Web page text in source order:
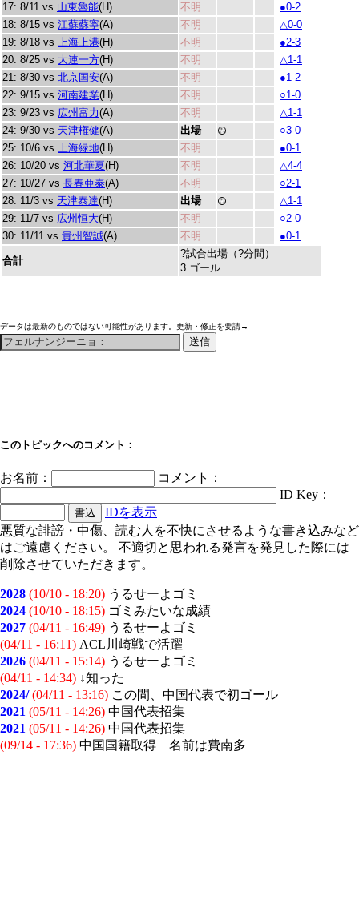
17: 8/11 vs 山東魯能(H) 不明
●0-2
18: 8/15 vs 江蘇蘇寧(A) 不明
△0-0
19: 8/18 vs 上海上港(H) 不明
●2-3
20: 8/25 vs 大連一方(H) 不明
△1-1
21: 8/30 vs 北京国安(A) 不明
●1-2
22: 9/15 vs 河南建業(H) 不明
○1-0
23: 9/23 vs 広州富力(A) 不明
△1-1
24: 9/30 vs 天津権健(A) 出場
○3-0
25: 10/6 vs 上海緑地(H) 不明
●0-1
26: 10/20 vs 河北華夏(H) 不明
△4-4
27: 10/27 vs 長春亜泰(A) 不明
○2-1
28: 11/3 vs 天津泰達(H) 出場
△1-1
29: 11/7 vs 広州恒大(H) 不明
○2-0
30: 11/11 vs 貴州智誠(A) 不明 ●0-1
合計
?試合出場（?分間）
3 ゴール
データは最新のものではない可能性があります。更新・修正を要請→
このトピックへのコメント：
お名前：
コメント：
ID Key：
IDを表示
悪質な誹謗・中傷、読む人を不快にさせるような書き込みなど
はご遠慮ください。 不適切と思われる発言を発見した際には
削除させていただきます。
2028 (10/10 - 18:20) うるせーよゴミ
2024 (10/10 - 18:15) ゴミみたいな成績
2027 (04/11 - 16:49) うるせーよゴミ
(04/11 - 16:11) ACL川崎戦で活躍
2026 (04/11 - 15:14) うるせーよゴミ
(04/11 - 14:34) ↓知った
2024/ (04/11 - 13:16) この間、中国代表で初ゴール
2021 (05/11 - 14:26) 中国代表招集
2021 (05/11 - 14:26) 中国代表招集
(09/14 - 17:36) 中国国籍取得 名前は費南多